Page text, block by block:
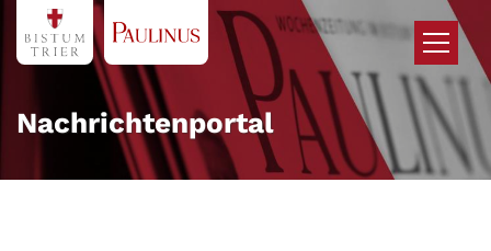
Zum Inhalt springen
Nachrichtenportal